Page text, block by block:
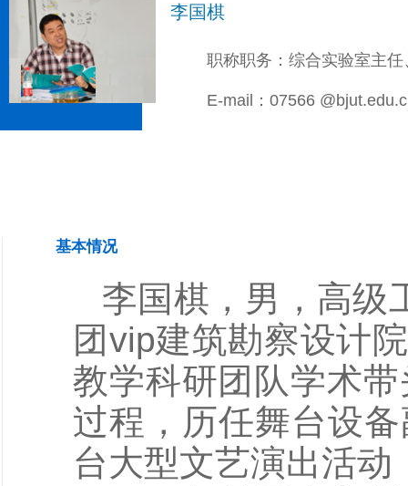
李国棋
职称职务：综合实验室主
E-mail：07566
基本情况
李国棋，男，高级
团vip建筑勘察设计
教学科研团队学术
过程，历任舞台设
台大型文艺演出活